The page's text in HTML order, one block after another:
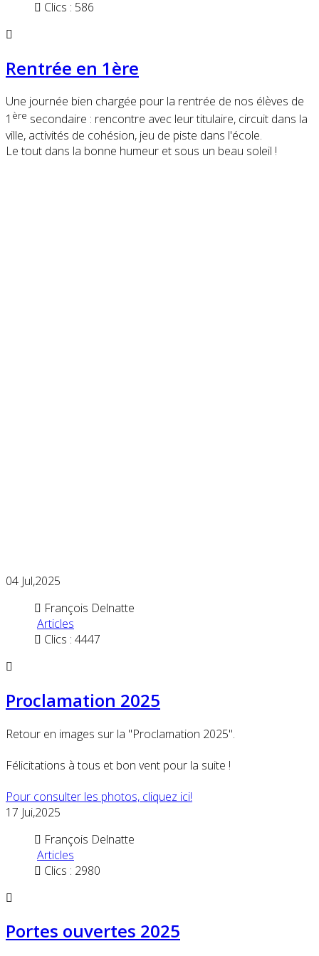
Clics : 586
Rentrée en 1ère
Une journée bien chargée pour la rentrée de nos élèves de
1 ère secondaire : rencontre avec leur titulaire, circuit dans la
ville, activités de cohésion, jeu de piste dans l'école.
Le tout dans la bonne humeur et sous un beau soleil !
04 Jul,2025
François Delnatte
Articles
Clics : 4447
Proclamation 2025
Retour en images sur la "Proclamation 2025".
Félicitations à tous et bon vent pour la suite !
Pour consulter les photos, cliquez ici!
17 Jui,2025
François Delnatte
Articles
Clics : 2980
Portes ouvertes 2025